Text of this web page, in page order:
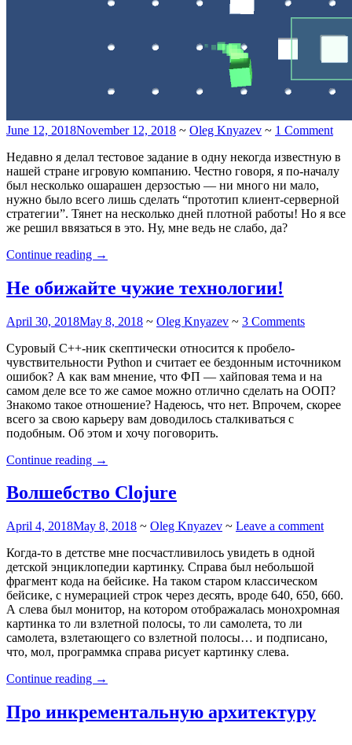
June 12, 2018November 12, 2018 ~ Oleg Knyazev ~ 1 Comment
Недавно я делал тестовое задание в одну некогда известную в
нашей стране игровую компанию. Честно говоря, я по-началу
был несколько ошарашен дерзостью — ни много ни мало,
нужно было всего лишь сделать “прототип клиент-серверной
стратегии”. Тянет на несколько дней плотной работы! Но я все
же решил ввязаться в это. Ну, мне ведь не слабо, да?
Continue reading “Делаем
клиент-
серверной
на
→
Не обижайте чужие технологии!
April 30, 2018May 8, 2018 ~ Oleg Knyazev ~ 3 Comments
Суровый C++-ник скептически относится к пробело-
чувствительности Python и считает ее бездонным источником
ошибок? А как вам мнение, что ФП — хайповая тема и на
самом деле все то же самое можно отлично сделать на ООП?
Знакомо такое отношение? Надеюсь, что нет. Впрочем, скорее
всего за свою карьеру вам доводилось сталкиваться с
подобным. Об этом и хочу поговорить.
Continue reading “Не
чужие
технологии!”
→
Волшебство Clojure
April 4, 2018May 8, 2018 ~ Oleg Knyazev ~ Leave a comment
Когда-то в детстве мне посчастливилось увидеть в одной
детской энциклопедии картинку. Справа был небольшой
фрагмент кода на бейсике. На таком старом классическом
бейсике, с нумерацией строк через десять, вроде 640, 650, 660.
А слева был монитор, на котором отображалась монохромная
картинка то ли взлетной полосы, то ли самолета, то ли
самолета, взлетающего со взлетной полосы… и подписано,
что, мол, программка справа рисует картинку слева.
Continue reading “Волшебство
→
Про инкрементальную архитектуру